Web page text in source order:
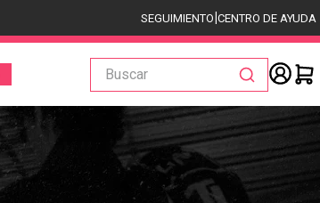
SEGUIMIENTO|CENTRO DE AYUDA
Buscar